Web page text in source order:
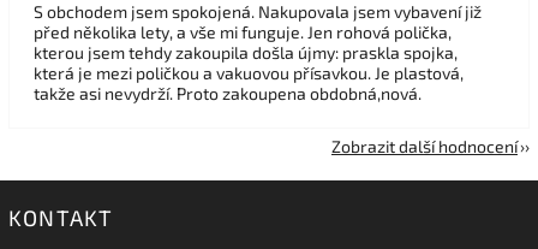
S obchodem jsem spokojená. Nakupovala jsem vybavení již
před několika lety, a vše mi funguje. Jen rohová polička,
kterou jsem tehdy zakoupila došla újmy: praskla spojka,
která je mezi poličkou a vakuovou přísavkou. Je plastová,
takže asi nevydrží. Proto zakoupena obdobná,nová.
Zobrazit další hodnocení
KONTAKT